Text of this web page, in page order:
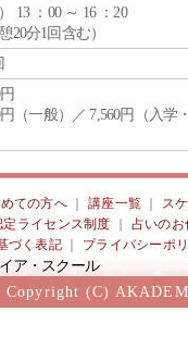
） 13 ：00 ～ 16 ：20
20分1回含む）
円（一般）／ 7,560円（入学
ての方へ 講座一覧
ス
定ライセンス制度
占いのお
づく表記 プライバシーポ
Copyright (C)